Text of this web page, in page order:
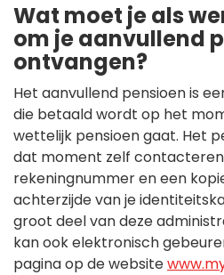
Wat moet je als
om je aanvullend
ontvangen?
Het aanvullend pensioen is
die betaald wordt op het
wettelijk pensioen gaat. Het
dat moment zelf
rekeningnummer en een
achterzijde van je
groot deel van deze
kan ook elektronisch
pagina op de website